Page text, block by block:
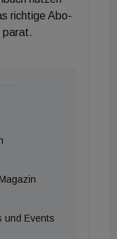
&
Bewertung
richtige Abo-
parat.
und Events